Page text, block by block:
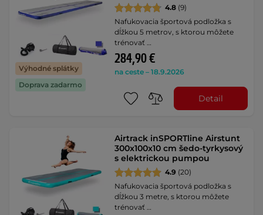
Výhodné splátky
Doprava zadarmo
4.8 (9)
Nafukovacia športová podložka s
dĺžkou 5 metrov, s ktorou môžete
trénovať …
284,90 €
na ceste – 18.9.2026
Detail
Airtrack inSPORTline Airstunt
300x100x10 cm šedo-tyrkysový
s elektrickou pumpou
4.9 (20)
Nafukovacia športová podložka s
dĺžkou 3 metre, s ktorou môžete
trénovať …